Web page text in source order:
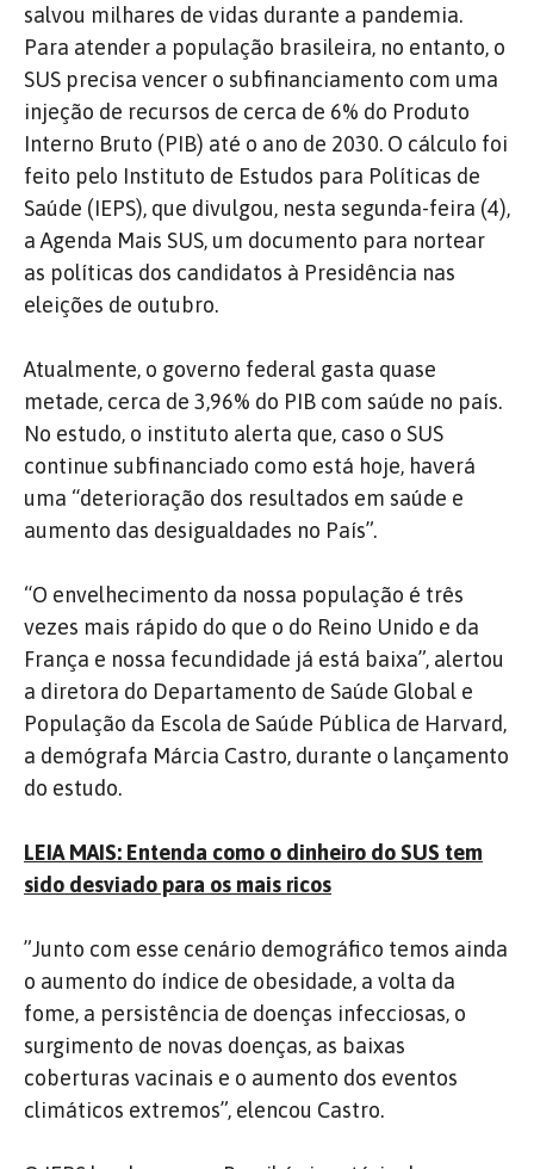
salvou milhares de vidas durante a pandemia.
Para atender a população brasileira, no entanto, o
SUS precisa vencer o subfinanciamento com uma
injeção de recursos de cerca de 6% do Produto
Interno Bruto (PIB) até o ano de 2030. O cálculo foi
feito pelo Instituto de Estudos para Políticas de
Saúde (IEPS), que divulgou, nesta segunda-feira (4),
a Agenda Mais SUS, um documento para nortear
as políticas dos candidatos à Presidência nas
eleições de outubro.
Atualmente, o governo federal gasta quase
metade, cerca de 3,96% do PIB com saúde no país.
No estudo, o instituto alerta que, caso o SUS
continue subfinanciado como está hoje, haverá
uma “deterioração dos resultados em saúde e
aumento das desigualdades no País”.
“O envelhecimento da nossa população é três
vezes mais rápido do que o do Reino Unido e da
França e nossa fecundidade já está baixa”, alertou
a diretora do Departamento de Saúde Global e
População da Escola de Saúde Pública de Harvard,
a demógrafa Márcia Castro, durante o lançamento
do estudo.
LEIA MAIS: Entenda como o dinheiro do SUS tem
sido desviado para os mais ricos
”Junto com esse cenário demográfico temos ainda
o aumento do índice de obesidade, a volta da
fome, a persistência de doenças infecciosas, o
surgimento de novas doenças, as baixas
coberturas vacinais e o aumento dos eventos
climáticos extremos”, elencou Castro.